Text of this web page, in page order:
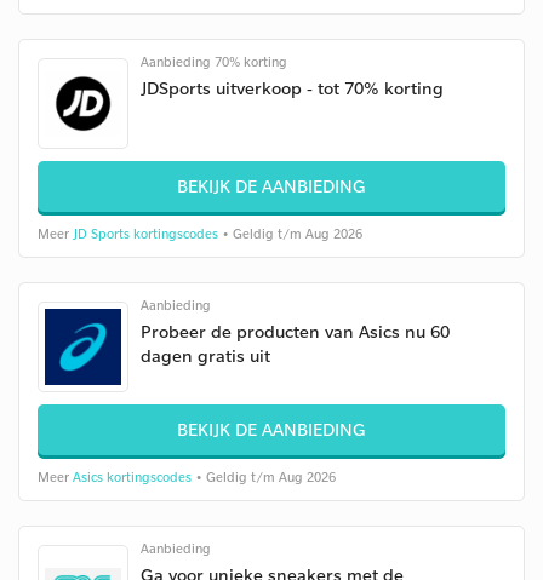
Aanbieding 70% korting
JDSports uitverkoop - tot 70% korting
BEKIJK DE AANBIEDING
Meer JD Sports kortingscodes • Geldig t/m Aug 2026
Aanbieding
Probeer de producten van Asics nu 60
dagen gratis uit
BEKIJK DE AANBIEDING
Meer Asics kortingscodes • Geldig t/m Aug 2026
Aanbieding
Ga voor unieke sneakers met de